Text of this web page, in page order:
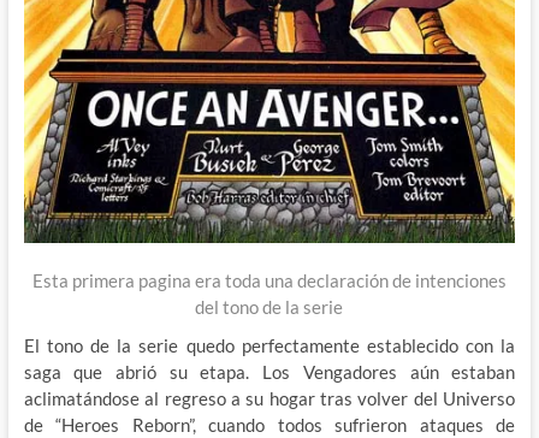
Esta primera pagina era toda una declaración de intenciones
del tono de la serie
El tono de la serie quedo perfectamente establecido con la
saga que abrió su etapa. Los Vengadores aún estaban
aclimatándose al regreso a su hogar tras volver del Universo
de “Heroes Reborn”, cuando todos sufrieron ataques de